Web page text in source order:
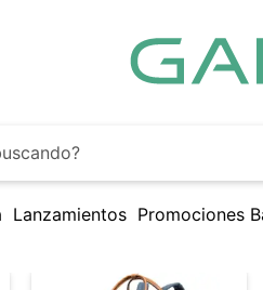
Lanzamientos Promociones